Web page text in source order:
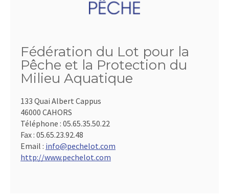
Fédération du Lot pour la
Pêche et la Protection du
Milieu Aquatique
133 Quai Albert Cappus
46000 CAHORS
Téléphone : 05.65.35.50.22
Fax : 05.65.23.92.48
Email : info@pechelot.com
http://www.pechelot.com